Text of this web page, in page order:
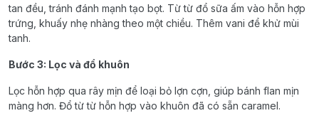
tan đều, tránh đánh mạnh tạo bọt. Từ từ đổ sữa ấm vào hỗn hợp
trứng, khuấy nhẹ nhàng theo một chiều. Thêm vani để khử mùi
tanh.
Bước 3: Lọc và đổ khuôn
Lọc hỗn hợp qua rây mịn để loại bỏ lợn cợn, giúp bánh flan mịn
màng hơn. Đổ từ từ hỗn hợp vào khuôn đã có sẵn caramel.